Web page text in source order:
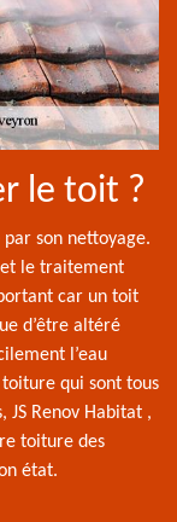
le toit ?
son nettoyage.
et le traitement
car un toit
d’être altéré
l’eau
qui sont tous
Renov Habitat ,
toiture des
état.